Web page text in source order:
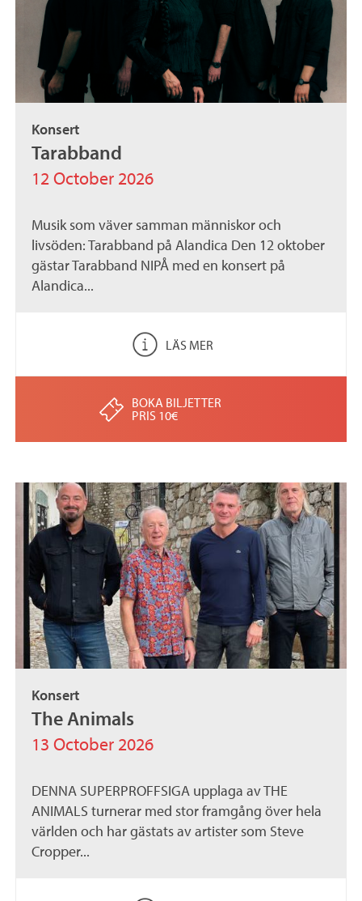
Konsert
Tarabband
12 October 2026
Musik som väver samman människor och
livsöden: Tarabband på Alandica Den 12 oktober
gästar Tarabband NIPÅ med en konsert på
Alandica...
LÄS MER
BOKA BILJETTER
PRIS 10€
Konsert
The Animals
13 October 2026
DENNA SUPERPROFFSIGA upplaga av THE
ANIMALS turnerar med stor framgång över hela
världen och har gästats av artister som Steve
Cropper...